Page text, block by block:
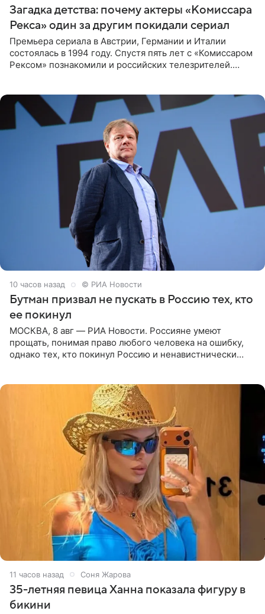
Загадка детства: почему актеры «Комиссара
Рекса» один за другим покидали сериал
Премьера сериала в Австрии, Германии и Италии
состоялась в 1994 году. Спустя пять лет с «Комиссаром
Рексом» познакомили и российских телезрителей.
10 часов назад © РИА Новости
Бутман призвал не пускать в Россию тех, кто
ее покинул
МОСКВА, 8 авг — РИА Новости. Россияне умеют
прощать, понимая право любого человека на ошибку,
однако тех, кто покинул Россию и ненавистнически
11 часов назад Соня Жарова
35-летняя певица Ханна показала фигуру в
бикини